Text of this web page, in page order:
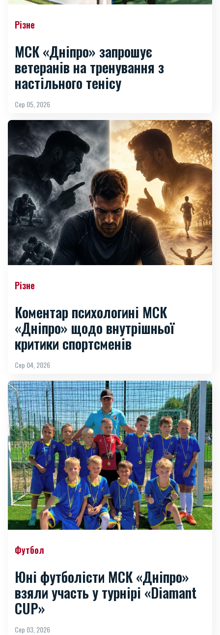
Різне
МСК «Дніпро» запрошує
ветеранів на тренування з
настільного тенісу
Сер 05, 2026
Різне
Коментар психологині МСК
«Дніпро» щодо внутрішньої
критики спортсменів
Сер 04, 2026
Футбол
Юні футболісти МСК «Дніпро»
взяли участь у турнірі «Diamant
CUP»
Сер 03, 2026